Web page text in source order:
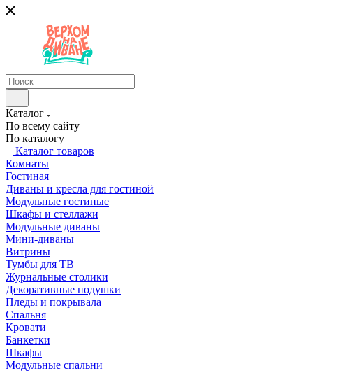
Каталог
По всему сайту
По каталогу
Каталог товаров
Комнаты
Гостиная
Диваны и кресла для гостиной
Модульные гостиные
Шкафы и стеллажи
Модульные диваны
Мини-диваны
Витрины
Тумбы для ТВ
Журнальные столики
Декоративные подушки
Пледы и покрывала
Спальня
Кровати
Банкетки
Шкафы
Модульные спальни